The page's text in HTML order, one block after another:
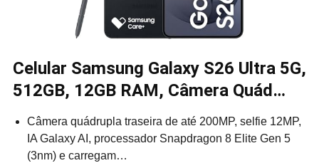
Celular Samsung Galaxy S26 Ultra 5G,
512GB, 12GB RAM, Câmera Quád…
Câmera quádrupla traseira de até 200MP, selfie 12MP,
IA Galaxy AI, processador Snapdragon 8 Elite Gen 5
(3nm) e carregam…